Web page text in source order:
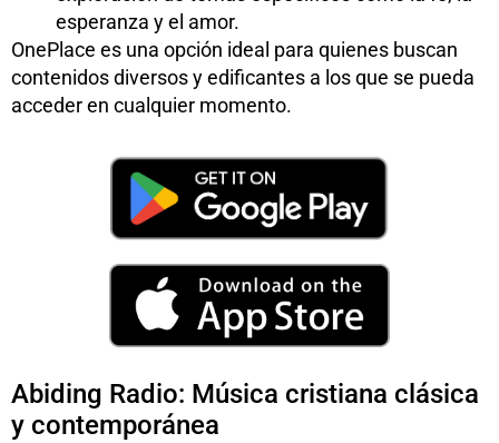
esperanza y el amor.
OnePlace es una opción ideal para quienes buscan
contenidos diversos y edificantes a los que se pueda
acceder en cualquier momento.
Abiding Radio: Música cristiana clásica
y contemporánea